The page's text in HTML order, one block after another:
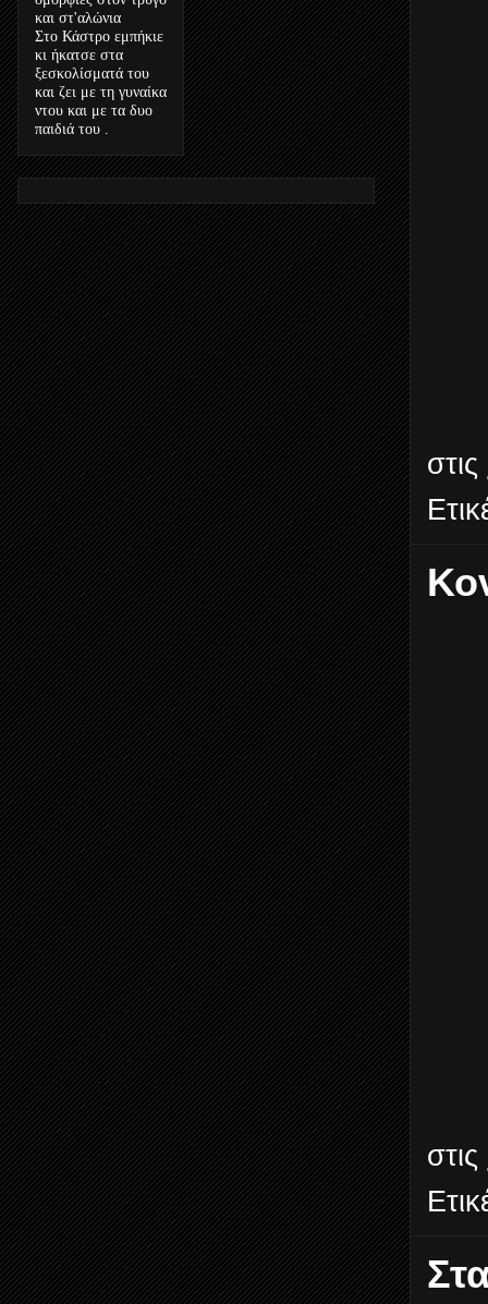
στις
στις
και στ'αλώνια
Στο Κάστρο εμπήκιε
κι ήκατσε στα
ξεσκολίσματά του
και ζει με τη γυναίκα
ντου και με τα δυο
παιδιά του .